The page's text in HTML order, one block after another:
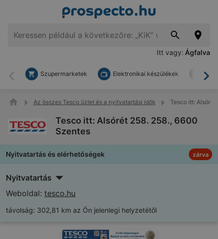
Itt vagy: Ágfalva
Vissza
Szupermarketek Elektronikai készülékek
Az összes Tesco üzlet és a nyitvatartási idők Tesco itt: Alsórét
Tesco itt: Alsórét 258. 258., 6600
Szentes
Nyitvatartás és elérhetőségek zárva
Nyitvatartás
Weboldal: tesco.hu
távolság: 302,81 km az Ön jelenlegi helyzetétől